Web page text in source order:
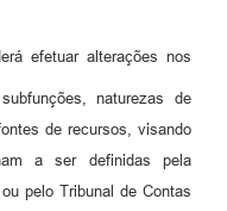
efetuar alterações nos
naturezas de
de recursos, visando
a ser definidas pela
pelo Tribunal de Contas